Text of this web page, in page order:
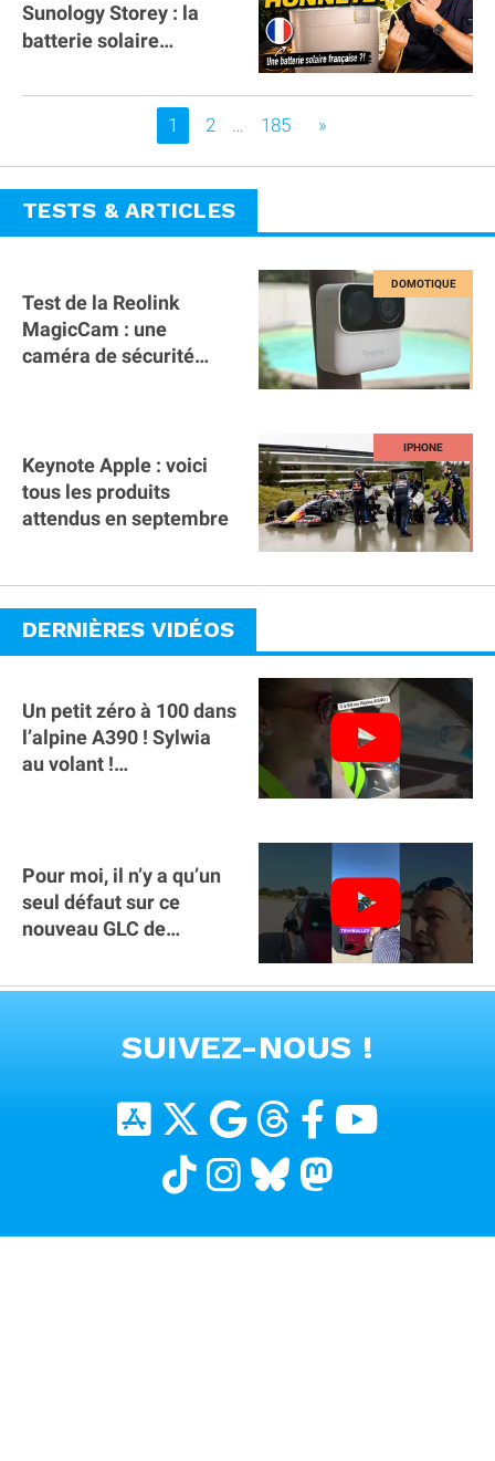
Sunology Storey : la
batterie solaire
Vous êtes sur la page
1 2 … 185 »
TESTS & ARTICLES
Test de la Reolink
MagicCam : une
caméra de sécurité
Keynote Apple : voici
tous les produits
attendus en septembre
DERNIÈRES VIDÉOS
Un petit zéro à 100 dans
l’alpine A390 ￼! Sylwia
au volant !
Pour moi, il n’y a qu’un
seul défaut sur ce
nouveau GLC de
clé sur téléphone
SUIVEZ-NOUS !